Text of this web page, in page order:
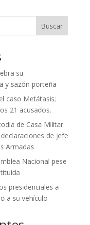
Buscar
su
y sazón porteña
caso Metátasis;
21 acusados.
de Casa Militar
de jefe
Armadas
Nacional pese
presidenciales a
a su vehículo